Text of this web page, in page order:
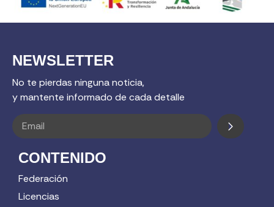
NEWSLETTER
No te pierdas ninguna noticia,
y mantente informado de cada detalle
CONTENIDO
Federación
Licencias